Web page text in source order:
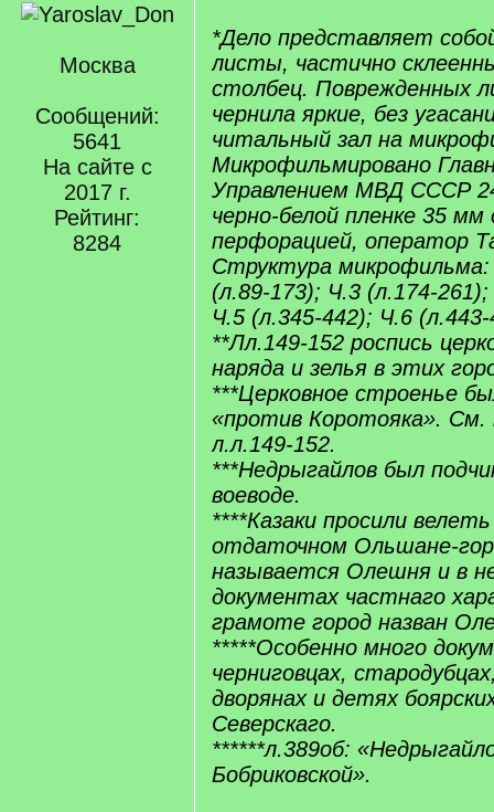
Москва
Сообщений:
5641
На сайте с
2017 г.
Рейтинг:
8284
*Дело представляет
листы, частично
столбец. Поврежденных
чернила яркие, без
читальный зал на
Микрофильмировано
Управлением МВД СССР
черно-белой пленке 35 мм
перфорацией, оператор
Структура
(л.89-173); Ч.3 (л.174-
Ч.5 (л.345-442); Ч.6
**Лл.149-152 роспись
наряда и зелья в этих
***Церковное строенье
«против Коротояка».
л.л.149-152.
***Недрыгайлов был
воеводе.
****Казаки просили
отдаточном Ольшане-
называется Олешня и в
документах частнаго
грамоте город назван
*****Особенно много
черниговцах,
дворянах и детях
Северскаго.
******л.389об:
Бобриковской».